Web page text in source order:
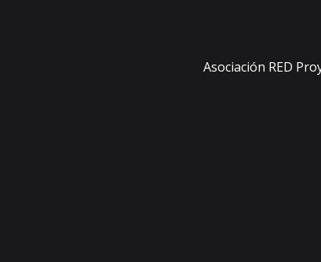
Asociación RED